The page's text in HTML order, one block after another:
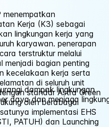
menempatkan
Kerja (K3) sebagai
lingkungan kerja yang
karyawan. penerapan
terstruktur melalui
menjadi bagian penting
kecelakaan kerja serta
di seluruh unit
standar Astra Green
oleh berabagai
implementasi EHS
PATUH) dan Launching
dampak lingkungan
daya dan menjaga